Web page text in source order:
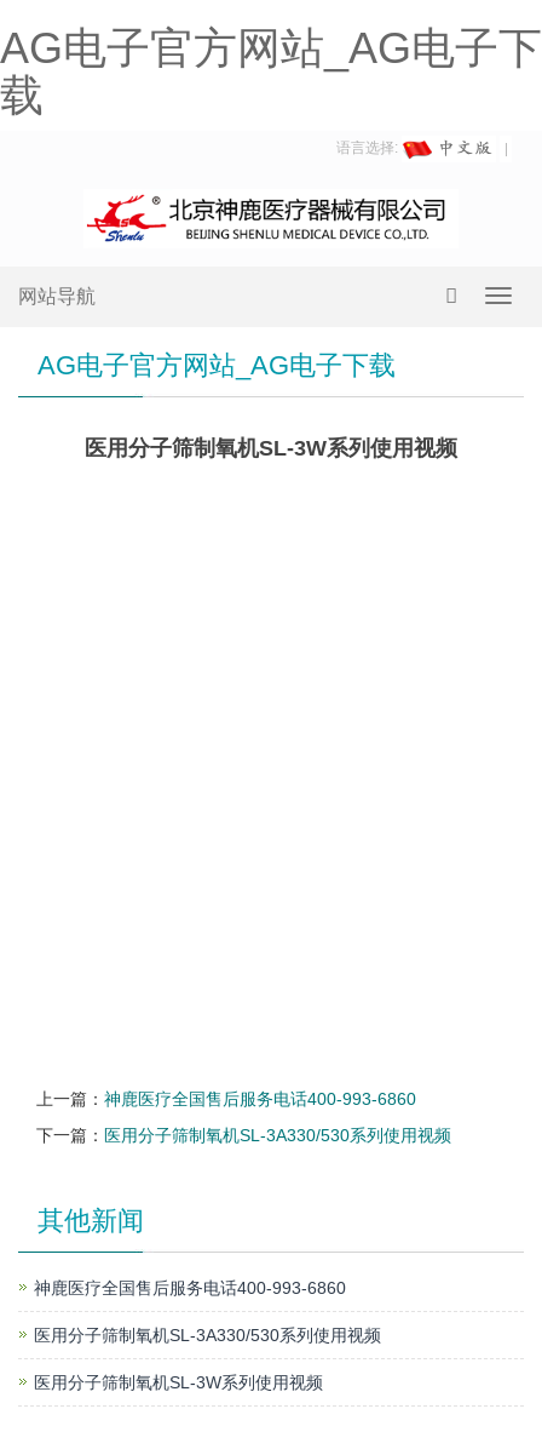
AG电子官方网站_AG电子下
载
语言选择:
网站导航
AG电子官方网站_AG电子下载
医用分子筛制氧机SL-3W系列使用视频
上一篇： 神鹿医疗全国售后服务电话400-993-6860
下一篇： 医用分子筛制氧机SL-3A330/530系列使用视频
其他新闻
神鹿医疗全国售后服务电话400-993-6860
医用分子筛制氧机SL-3A330/530系列使用视频
医用分子筛制氧机SL-3W系列使用视频